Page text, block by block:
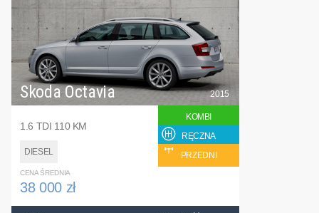
Skoda Octavia
1.6 TDI 110 KM
DIESEL
2015
KOMBI
RĘCZNA
PRZEDNI
CENA ŚREDNIA
38 000 zł